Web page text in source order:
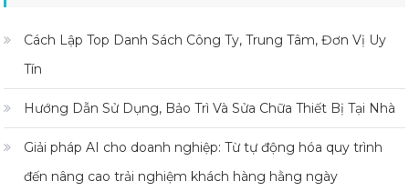
Cách Lập Top Danh Sách Công Ty, Trung Tâm, Đơn Vị Uy
Tín
Hướng Dẫn Sử Dụng, Bảo Trì Và Sửa Chữa Thiết Bị Tại Nhà
Giải pháp AI cho doanh nghiệp: Từ tự động hóa quy trình
đến nâng cao trải nghiệm khách hàng hằng ngày